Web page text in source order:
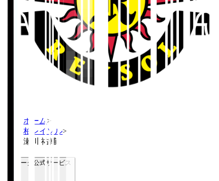
ホーム >
柏レイソル>
瀬川 祐輔
Ｊリーグ公式サービス